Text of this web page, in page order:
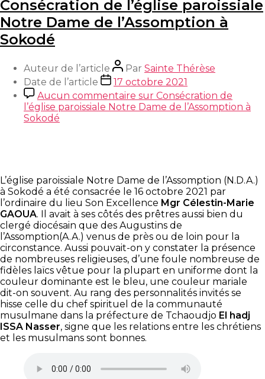
Consécration de l’église paroissiale
Notre Dame de l’Assomption à
Sokodé
Auteur de l’article Par Sainte Thérèse
Date de l’article
17 octobre 2021
Aucun commentaire sur Consécration de
l’église paroissiale Notre Dame de l’Assomption à
Sokodé
L’église paroissiale Notre Dame de l’Assomption (N.D.A.)
à Sokodé a été consacrée le 16 octobre 2021 par
l’ordinaire du lieu Son Excellence Mgr Célestin-Marie
GAOUA. Il avait à ses côtés des prêtres aussi bien du
clergé diocésain que des Augustins de
l’Assomption(A.A.) venus de près ou de loin pour la
circonstance. Aussi pouvait-on y constater la présence
de nombreuses religieuses, d’une foule nombreuse de
fidèles laïcs vêtue pour la plupart en uniforme dont la
couleur dominante est le bleu, une couleur mariale
dit-on souvent. Au rang des personnalités invités se
hisse celle du chef spirituel de la communauté
musulmane dans la préfecture de Tchaoudjo El hadj
ISSA Nasser, signe que les relations entre les chrétiens
et les musulmans sont bonnes.